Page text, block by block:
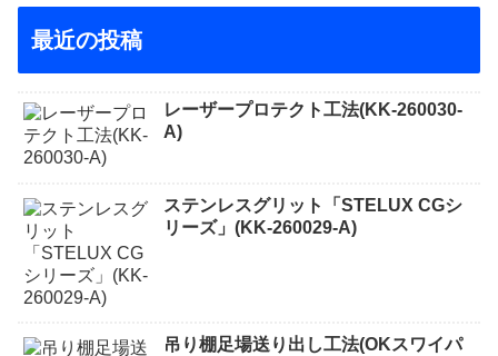
最近の投稿
レーザープロテクト⼯法(KK-260030-
A)
ステンレスグリット「STELUX CGシ
リーズ」(KK-260029-A)
吊り棚足場送り出し工法(OKスワイパ